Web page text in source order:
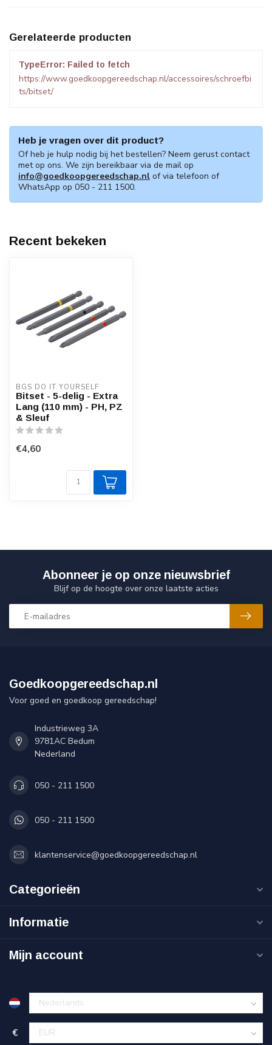
Gerelateerde producten
TypeError: Failed to fetch
https://www.goedkoopgereedschap.nl/accessoires/schroefbi
ts/bitset/
Heb je vragen over dit product?
Of heb je hulp nodig bij het bestellen? Neem gerust contact
met op ons. We zijn bereikbaar via de mail op
info@goedkoopgereedschap.nl of via telefoon of
WhatsApp op 050 - 211 1500.
Recent bekeken
BGS DO IT YOURSELF
Bitset - 5-delig - Extra
Lang (110 mm) - PH, PZ
& Sleuf
€4,60
Abonneer je op onze nieuwsbrief
Blijf op de hoogte over onze laatste acties
Goedkoopgereedschap.nl
Voor goed en goedkoop gereedschap!
Industrieweg 3A
9781AC Bedum
Nederland
050 - 211 1500
050 - 211 1500
klantenservice@goedkoopgereedschap.nl
Categorieën
Informatie
Mijn account
€